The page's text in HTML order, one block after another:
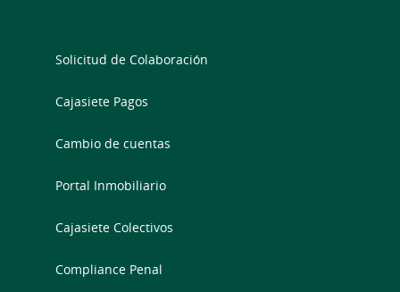
Solicitud de Colaboración
Cajasiete Pagos
Cambio de cuentas
Portal Inmobiliario
Cajasiete Colectivos
Compliance Penal